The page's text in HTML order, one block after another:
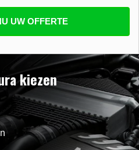
UW OFFERTE
kiezen